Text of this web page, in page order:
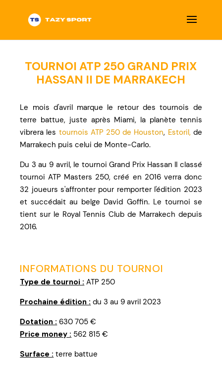
TOURNOI ATP 250 GRAND PRIX
HASSAN II DE MARRAKECH
Le mois d'avril marque le retour des tournois de
terre battue, juste après Miami, la planète tennis
vibrera les tournois ATP 250 de Houston, Estoril, de
Marrakech puis celui de Monte-Carlo.
Du 3 au 9 avril, le tournoi Grand Prix Hassan II classé
tournoi ATP Masters 250, créé en 2016 verra donc
32 joueurs s'affronter pour remporter l'édition 2023
et succédait au belge David Goffin. Le tournoi se
tient sur le Royal Tennis Club de Marrakech depuis
2016.
INFORMATIONS DU TOURNOI
Type de tournoi : ATP 250
Prochaine édition : du 3 au 9 avril 2023
Dotation : 630 705 €
Price money : 562 815 €
Surface : terre battue